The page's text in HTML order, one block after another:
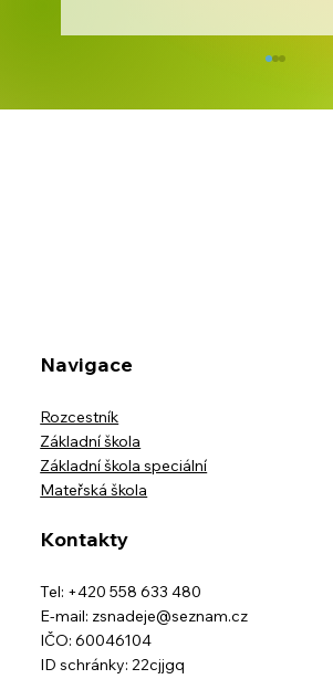
Navigace
Rozcestník
Základní škola
Základní škola speciální
Mateřská škola
Kontakty
Tel: +420 558 633 480
E-mail: zsnadeje@seznam.cz
IČO: 60046104
ID schránky: 22cjjgq